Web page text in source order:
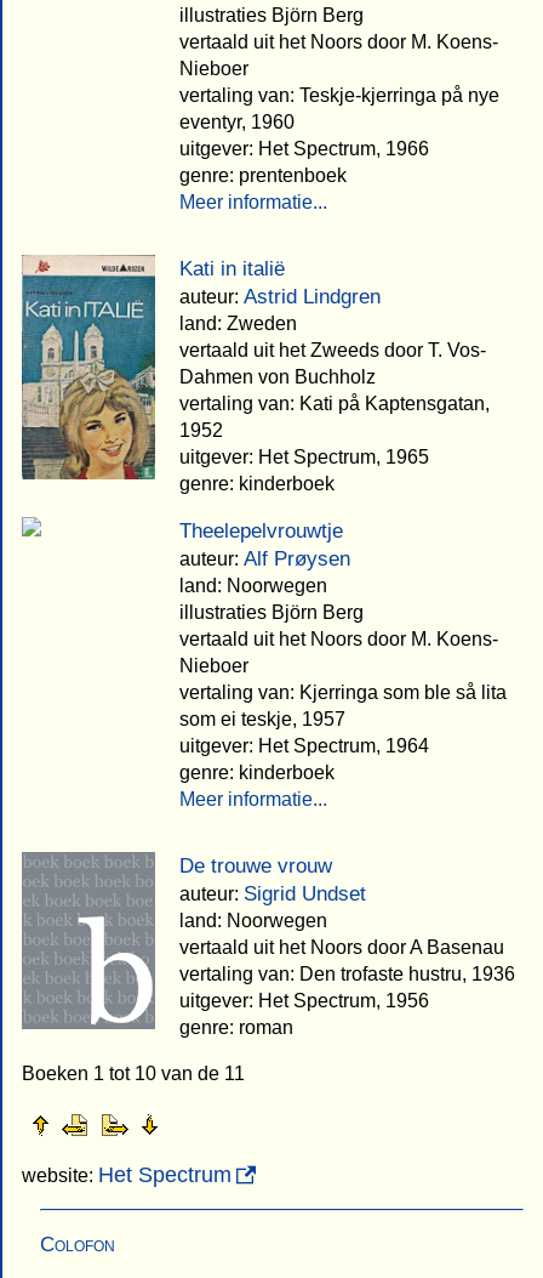
illustraties Björn Berg
vertaald uit het Noors door M. Koens-
Nieboer
vertaling van: Teskje-kjerringa på nye
eventyr, 1960
uitgever: Het Spectrum, 1966
genre: prentenboek
Meer informatie...
Kati in italië
auteur: Astrid Lindgren
land: Zweden
vertaald uit het Zweeds door T. Vos-
Dahmen von Buchholz
vertaling van: Kati på Kaptensgatan,
1952
uitgever: Het Spectrum, 1965
genre: kinderboek
Theelepelvrouwtje
auteur: Alf Prøysen
land: Noorwegen
illustraties Björn Berg
vertaald uit het Noors door M. Koens-
Nieboer
vertaling van: Kjerringa som ble så lita
som ei teskje, 1957
uitgever: Het Spectrum, 1964
genre: kinderboek
Meer informatie...
De trouwe vrouw
auteur: Sigrid Undset
land: Noorwegen
vertaald uit het Noors door A Basenau
vertaling van: Den trofaste hustru, 1936
uitgever: Het Spectrum, 1956
genre: roman
Boeken 1 tot 10 van de 11
website: Het Spectrum
Colofon